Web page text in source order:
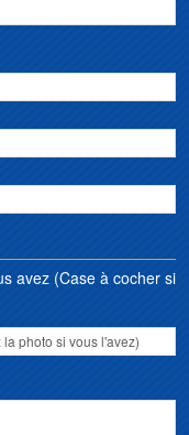
avez (Case à cocher si